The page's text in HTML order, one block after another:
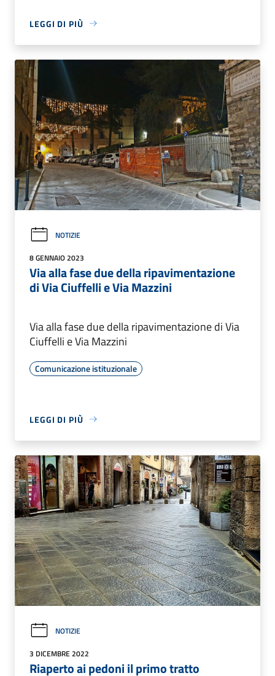
LEGGI DI PIÙ
NOTIZIE
8 GENNAIO 2023
Via alla fase due della ripavimentazione
di Via Ciuffelli e Via Mazzini
Via alla fase due della ripavimentazione di Via
Ciuffelli e Via Mazzini
Comunicazione istituzionale
LEGGI DI PIÙ
NOTIZIE
3 DICEMBRE 2022
Riaperto ai pedoni il primo tratto